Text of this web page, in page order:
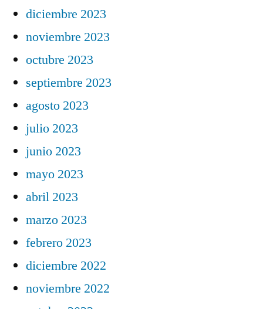
diciembre 2023
noviembre 2023
octubre 2023
septiembre 2023
agosto 2023
julio 2023
junio 2023
mayo 2023
abril 2023
marzo 2023
febrero 2023
diciembre 2022
noviembre 2022